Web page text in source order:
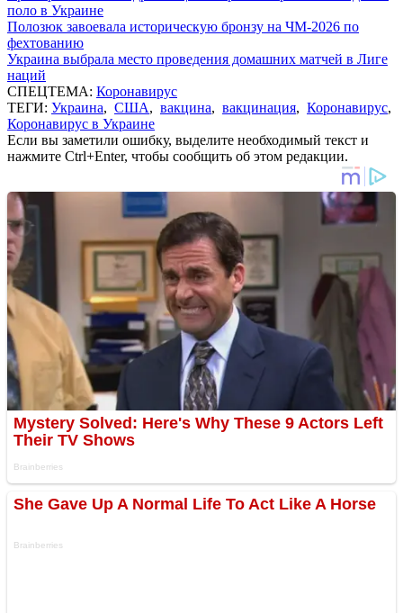
поло в Украине
Полозюк завоевала историческую бронзу на ЧМ-2026 по
фехтованию
Украина выбрала место проведения домашних матчей в Лиге
наций
СПЕЦТЕМА: Коронавирус
ТЕГИ: Украина, США, вакцина, вакцинация, Коронавирус,
Коронавирус в Украине
Если вы заметили ошибку, выделите необходимый текст и
нажмите Ctrl+Enter, чтобы сообщить об этом редакции.